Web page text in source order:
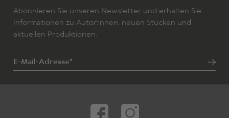
Abonnieren Sie unseren Newsletter und erhalten Sie
Informationen zu Autor:innen, neuen Stücken und
aktuellen Produktionen.
E-Mail-Adresse*